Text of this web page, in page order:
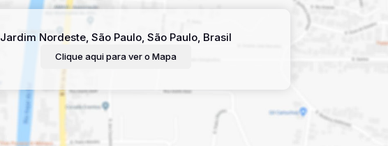
Jardim Nordeste, São Paulo, São Paulo, Brasil
Clique aqui para ver o Mapa